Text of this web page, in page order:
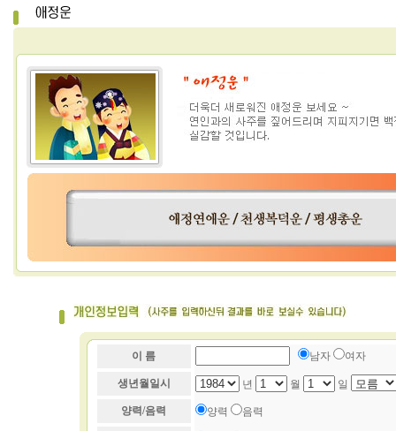
이 름
생년월일시
양력/음력
남자 여자
년 월 일
양력 음력